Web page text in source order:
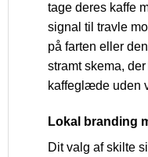
tage deres kaffe
signal til travle
på farten eller
stramt skema,
kaffeglæde uden
Lokal branding
Dit valg af skilte